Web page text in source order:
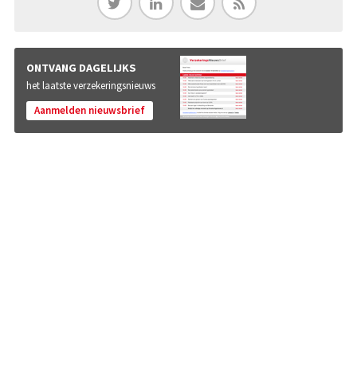
ONTVANG DAGELIJKS
het laatste verzekeringsnieuws
Aanmelden nieuwsbrief